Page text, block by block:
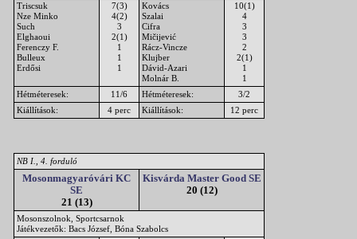
Triscsuk
Nze Minko
Such
Elghaoui
Ferenczy F.
Bulleux
Erdősi
7(3)
4(2)
3
2(1)
1
1
1
Kovács
Szalai
Cifra
Mičijević
Rácz-Vincze
Klujber
Dávid-Azari
Molnár B.
10(1)
4
3
3
2
2(1)
1
1
Hétméteresek:
11/6 Hétméteresek:
3/2
Kiállítások:
4 perc Kiállítások: 12 perc
NB I., 4. forduló
Mosonmagyaróvári KC
SE
21 (13)
Kisvárda Master Good SE
20 (12)
Mosonszolnok, Sportcsarnok
Játékvezetők: Bacs József, Bóna Szabolcs